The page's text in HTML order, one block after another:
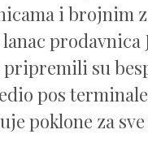
i brojnim
prodavnica
su
pos
poklone za